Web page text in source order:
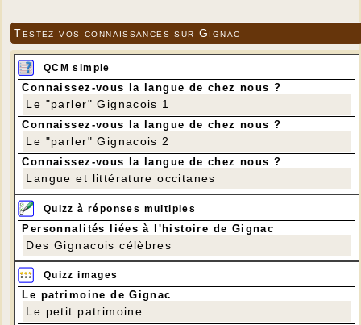
Testez vos connaissances sur Gignac
QCM simple
Connaissez-vous la langue de chez nous ?
Le "parler" Gignacois 1
Connaissez-vous la langue de chez nous ?
Le "parler" Gignacois 2
Connaissez-vous la langue de chez nous ?
Langue et littérature occitanes
Quizz à réponses multiples
Personnalités liées à l'histoire de Gignac
Des Gignacois célèbres
Quizz images
Le patrimoine de Gignac
Le petit patrimoine